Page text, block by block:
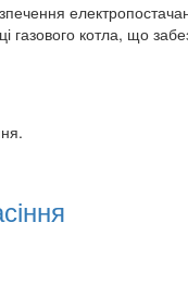
котла, що